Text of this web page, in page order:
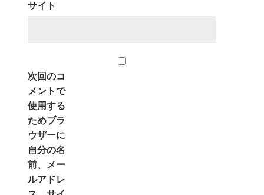
サイト
次回のコ
メントで
使用する
ためブラ
ウザーに
自分の名
前、メー
ルアドレ